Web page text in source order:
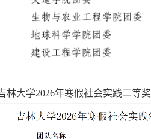
林大学2026年寒假社会实践二等奖